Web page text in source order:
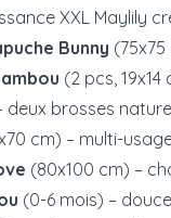
XXL Maylily
Bunny
(2 pcs,
deux brosses
cm) – multi-
(80x100 cm) –
(0-6 mois) –